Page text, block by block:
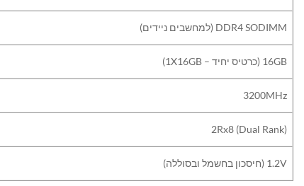
DDR4 SODIMM (למחשבים ניידים)
16GB (כרטיס יחיד – 1X16GB)
3200MHz
2Rx8 (Dual Rank)
1.2V (חיסכון בחשמל ובסוללה)